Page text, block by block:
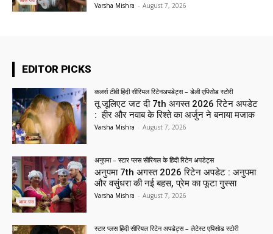
Varsha Mishra - August 7, 2026
EDITOR PICKS
कलर्स टीवी हिंदी सीरियल रिटेनअपडेट्स – डेली एपिसोड स्टोरी
तू जूलिएट जट दी 7th अगस्त 2026 रिटेन अपडेट
: हीर और नवाब के रिश्ते का अर्जुन ने बनाया मजाक
Varsha Mishra - August 7, 2026
अनुपमा – स्टार प्लस सीरियल के हिंदी रिटेन अपडेट्स
अनुपमा 7th अगस्त 2026 रिटेन अपडेट : अनुपमा
और वसुंधरा की नई बहस, प्रेम का फूटा गुस्सा
Varsha Mishra - August 7, 2026
स्टार प्लस हिंदी सीरियल रिटेन अपडेट्स – लेटेस्ट एपिसोड स्टोरी